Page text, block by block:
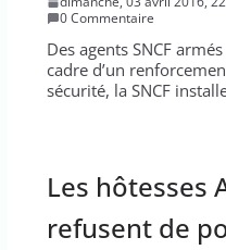
0 Commentaire
Des agents SNCF
cadre d’un
sécurité, la SNCF
Les hôtesses
refusent de